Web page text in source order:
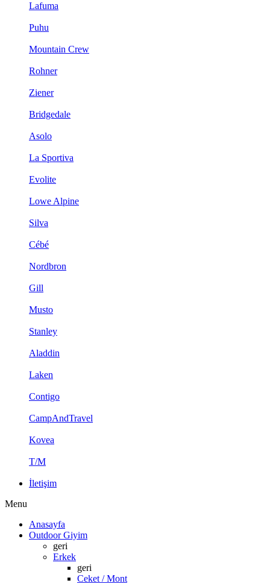
Lafuma
Puhu
Mountain Crew
Rohner
Ziener
Bridgedale
Asolo
La Sportiva
Evolite
Lowe Alpine
Silva
Cébé
Nordbron
Gill
Musto
Stanley
Aladdin
Laken
Contigo
CampAndTravel
Kovea
T/M
İletişim
Menu
Anasayfa
Outdoor Giyim
geri
Erkek
geri
Ceket / Mont